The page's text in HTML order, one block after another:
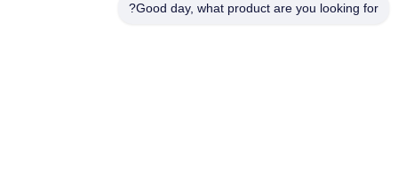
Good day, what product are you looking for?